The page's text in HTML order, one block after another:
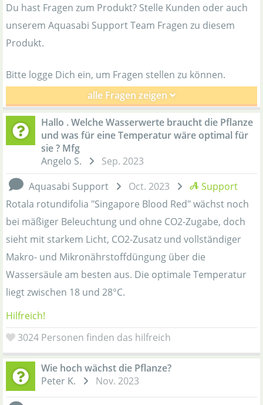
Du hast Fragen zum Produkt? Stelle Kunden oder auch
unserem Aquasabi Support Team Fragen zu diesem
Produkt.
Bitte logge Dich ein, um Fragen stellen zu können.
alle Fragen zeigen
Hallo . Welche Wasserwerte braucht die Pflanze
und was für eine Temperatur wäre optimal für
sie ? Mfg
Angelo S.
Sep. 2023
Aquasabi Support
Oct. 2023
Support
Rotala rotundifolia "Singapore Blood Red" wächst noch
bei mäßiger Beleuchtung und ohne CO2-Zugabe, doch
sieht mit starkem Licht, CO2-Zusatz und vollständiger
Makro- und Mikronährstoffdüngung über die
Wassersäule am besten aus. Die optimale Temperatur
liegt zwischen 18 und 28°C.
Hilfreich!
3024 Personen finden das hilfreich
Wie hoch wächst die Pflanze?
Peter K.
Nov. 2023